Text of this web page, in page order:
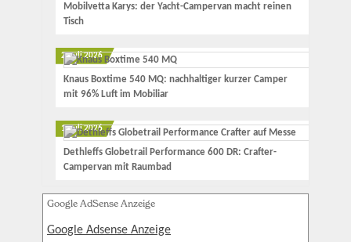
Mobilvetta Karys: der Yacht-Campervan macht reinen
Tisch
2. Juli 2026
Knaus Boxtime 540 MQ: nachhaltiger kurzer Camper
mit 96% Luft im Mobiliar
1. Juli 2026
Dethleffs Globetrail Performance 600 DR: Crafter-
Campervan mit Raumbad
Google AdSense Anzeige
Google Adsense Anzeige